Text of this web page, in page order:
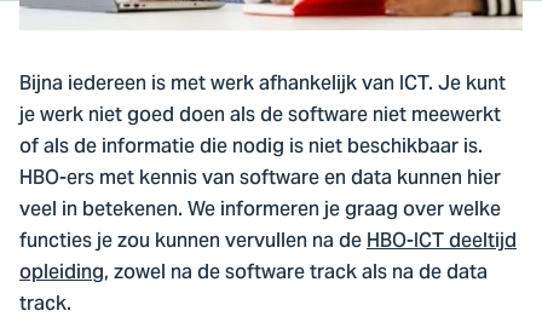
Bijna iedereen is met werk afhankelijk van ICT. Je kunt
je werk niet goed doen als de software niet meewerkt
of als de informatie die nodig is niet beschikbaar is.
HBO-ers met kennis van software en data kunnen hier
veel in betekenen. We informeren je graag over welke
functies je zou kunnen vervullen na deHBO-ICT deeltijd
opleiding, zowel na de software track als na de data
track.